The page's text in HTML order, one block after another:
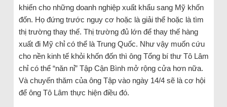
khiến cho những doanh nghiệp xuất khẩu sang Mỹ khốn
đốn. Họ đứng trước nguy cơ hoặc là giải thể hoặc là tìm
thị trường thay thế. Thị trường đủ lớn để thay thế hàng
xuất đi Mỹ chỉ có thể là Trung Quốc. Như vậy muốn cứu
cho nền kinh tế khỏi khốn đốn thì ông Tổng bí thư Tô Lâm
chỉ có thể “năn nỉ” Tập Cận Bình mở rộng cửa hơn nữa.
Và chuyến thăm của ông Tập vào ngày 14/4 sẽ là cơ hội
để ông Tô Lâm thực hiện điều đó.